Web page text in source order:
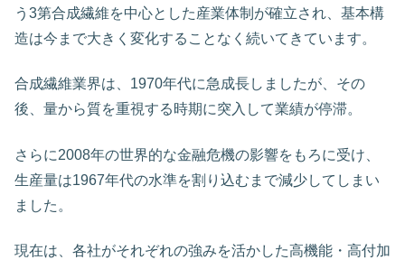
う3第合成繊維を中心とした産業体制が確立され、基本構
造は今まで大きく変化することなく続いてきています。
合成繊維業界は、1970年代に急成長しましたが、その
後、量から質を重視する時期に突入して業績が停滞。
さらに2008年の世界的な金融危機の影響をもろに受け、
生産量は1967年代の水準を割り込むまで減少してしまい
ました。
現在は、各社がそれぞれの強みを活かした高機能・高付加